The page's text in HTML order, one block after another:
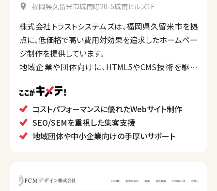
福岡県久留米市城南町20-5城南ヒルズ1F
株式会社トラストシステムズは、福岡県久留米市を拠
点に、低価格で高い費用対効果を追求したホームペー
ジ制作を提供しています。
地域企業や団体向けに、HTML5やCMS技術を駆使
います。
また、ショッピングサイトやWebアプリケーションの開
発、オンラインショップ機能の構築も手掛けており、地
域密着型のサポートが特徴です。
コストパフォーマンスに優れたWebサイト制作
SEO/SEMを重視した集客支援
地域団体や中小企業向けの手厚いサポート